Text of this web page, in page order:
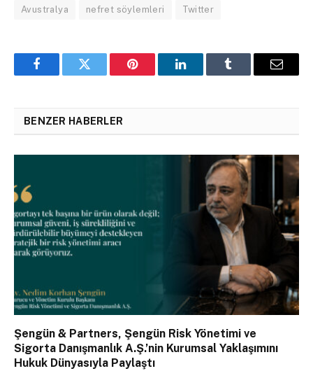
Avustralya nefret söylemleri Twitter
FacebookTwitter Pinterest LinkedInTumblr Email
BENZER HABERLER
Şengün & Partners, Şengün Risk Yönetimi ve
Sigorta Danışmanlık A.Ş.’nin Kurumsal Yaklaşımını
Hukuk Dünyasıyla Paylaştı